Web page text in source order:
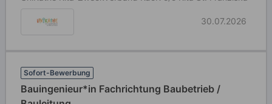
30.07.2026
Sofort-Bewerbung
Bauingenieur*in Fachrichtung Baubetrieb /